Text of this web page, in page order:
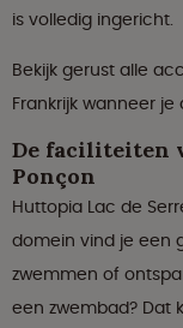
is volledig ingericht.
Bekijk gerust alle
Frankrijk wanneer
De faciliteiten
Ponçon
Huttopia Lac de
domein vind je een
zwemmen of
een zwembad? Dat